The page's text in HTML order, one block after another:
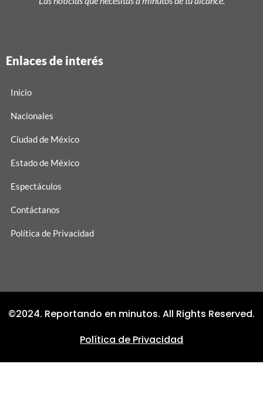
Enlaces de interés
Inicio
Nacionales
Ciudad de México
Estado de México
Espectáculos
Contáctanos
Política de Privacidad
©2024. Reportando en minutos. All Rights Reserved.
Política de Privacidad